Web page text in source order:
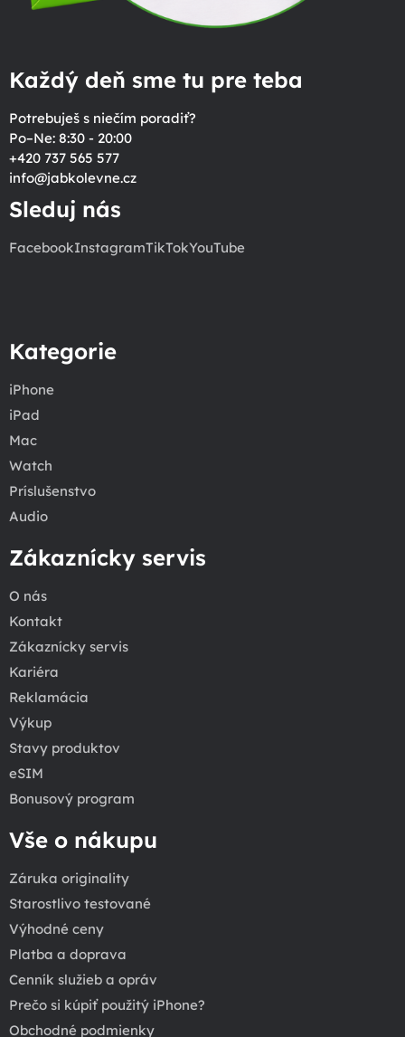
Každý deň sme tu pre teba
Potrebuješ s niečím poradiť?
Po–Ne: 8:30 - 20:00
+420 737 565 577
info@jabkolevne.cz
Sleduj nás
FacebookInstagramTikTokYouTube
Kategorie
iPhone
iPad
Mac
Watch
Príslušenstvo
Audio
Zákaznícky servis
O nás
Kontakt
Zákaznícky servis
Kariéra
Reklamácia
Výkup
Stavy produktov
eSIM
Bonusový program
Vše o nákupu
Záruka originality
Starostlivo testované
Výhodné ceny
Platba a doprava
Cenník služieb a opráv
Prečo si kúpiť použitý iPhone?
Obchodné podmienky